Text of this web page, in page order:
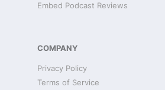
Embed Podcast Reviews
COMPANY
Privacy Policy
Terms of Service